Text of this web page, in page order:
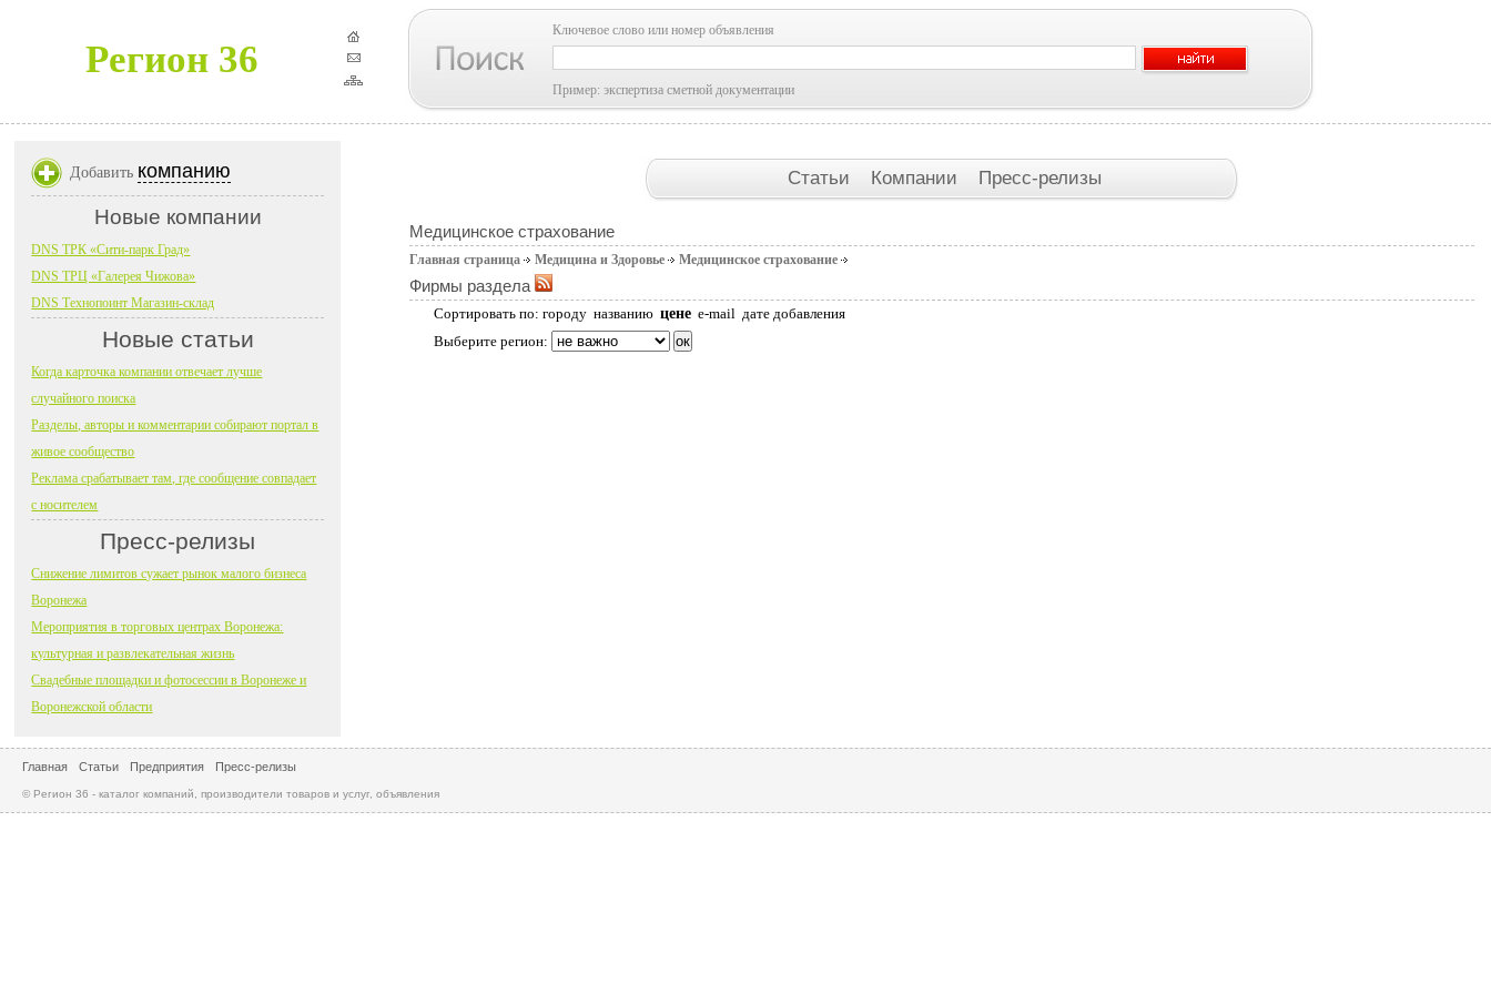
Регион 36
Ключевое слово или номер объявления
Пример: экспертиза сметной документации
Статьи Компании Пресс-релизы
Медицинское страхование
Главная страница Медицина и Здоровье Медицинское страхование
Фирмы раздела
Сортировать по: городу названию цене e-mail дате добавления
Выберите регион:
Добавить компанию
Новые компании
DNS ТРК «Сити-парк Град»
DNS ТРЦ «Галерея Чижова»
DNS Технопоинт Магазин-склад
Новые статьи
Когда карточка компании отвечает лучше
случайного поиска
Разделы, авторы и комментарии собирают портал в
живое сообщество
Реклама срабатывает там, где сообщение совпадает
с носителем
Пресс-релизы
Снижение лимитов сужает рынок малого бизнеса
Воронежа
Мероприятия в торговых центрах Воронежа:
культурная и развлекательная жизнь
Свадебные площадки и фотосессии в Воронеже и
Воронежской области
Главная Статьи Предприятия Пресс-релизы
© Регион 36 - каталог компаний, производители товаров и услуг, объявления